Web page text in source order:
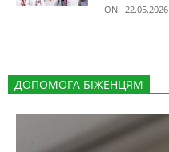
ON: 22.05.2026
ДОПОМОГА БІЖЕНЦЯМ